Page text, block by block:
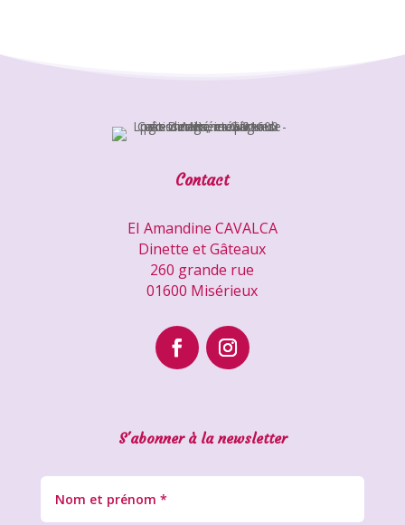
Contact
EI Amandine CAVALCA
Dinette et Gâteaux
260 grande rue
01600 Misérieux
S'abonner à la newsletter